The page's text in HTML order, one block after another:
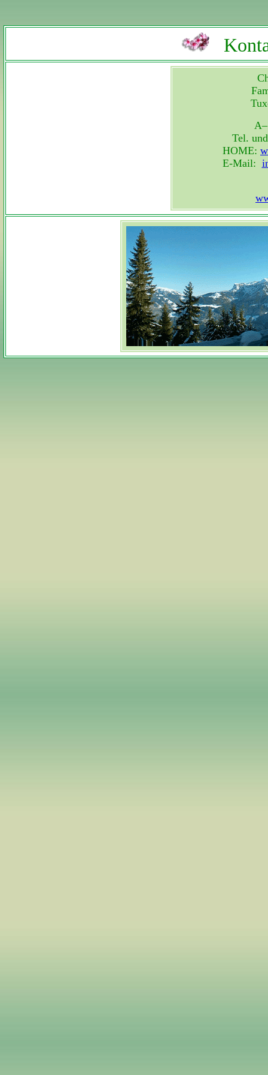
Tel.
HOME:
E-Mail: